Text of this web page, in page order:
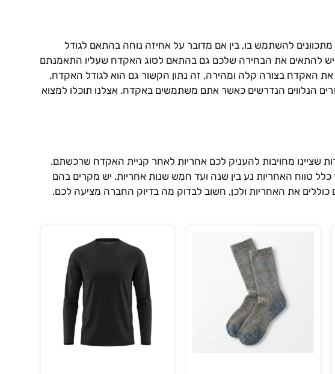
להשתמש בו, בין אם מדובר על אחיזה נוחה בהתאם לגודל
להתאים את הבחירה שלכם גם בהתאם לסוג האקדח שעליו התאמנתם
האקדח בצורה קלה ומהירה, זה נתון הקשור גם הוא לגודל האקדח.
הנלווים הנדרשים כאשר אתם משתמשים באקדח. אצלנו תוכלו למצוא
שציינו מחויבות להעניק לכם אחריות לאחר קניית האקדח שרכשתם.
טווח האחריות נע בין שנה ועד חמש שנות אחריות. יש מקרים בהם
את האחריות ולכן, חשוב לבדוק מה בדיוק החברה מציעה לכם.